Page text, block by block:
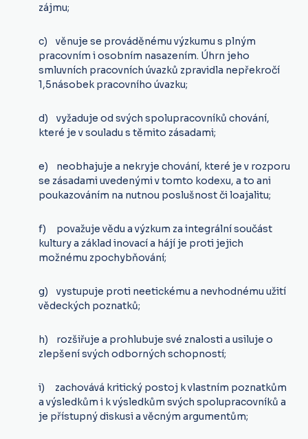
zájmu;
c) věnuje se prováděnému výzkumu s plným
pracovním i osobním nasazením. Úhrn jeho
smluvních pracovních úvazků zpravidla nepřekročí
1,5násobek pracovního úvazku;
d) vyžaduje od svých spolupracovníků chování,
které je v souladu s těmito zásadami;
e) neobhajuje a nekryje chování, které je v rozporu
se zásadami uvedenými v tomto kodexu, a to ani
poukazováním na nutnou poslušnost či loajalitu;
f) považuje vědu a výzkum za integrální součást
kultury a základ inovací a hájí je proti jejich
možnému zpochybňování;
g) vystupuje proti neetickému a nevhodnému užití
vědeckých poznatků;
h) rozšiřuje a prohlubuje své znalosti a usiluje o
zlepšení svých odborných schopností;
i) zachovává kritický postoj k vlastním poznatkům
a výsledkům i k výsledkům svých spolupracovníků a
je přístupný diskusi a věcným argumentům;